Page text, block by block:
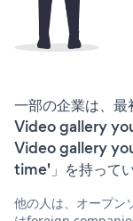
一部の企業は、
Video gallery
Video gallery
time'」を持ってい
他の人は、オープ